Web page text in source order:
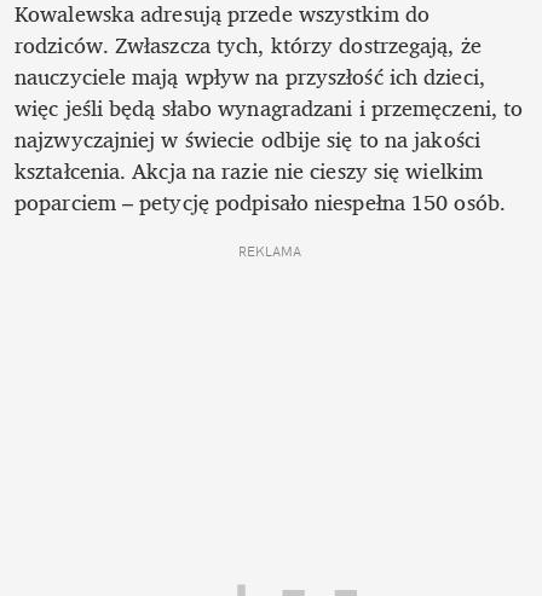
Kowalewska adresują przede wszystkim do
rodziców. Zwłaszcza tych, którzy dostrzegają, że
nauczyciele mają wpływ na przyszłość ich dzieci,
więc jeśli będą słabo wynagradzani i przemęczeni, to
najzwyczajniej w świecie odbije się to na jakości
kształcenia. Akcja na razie nie cieszy się wielkim
poparciem – petycję podpisało niespełna 150 osób.
REKLAMA